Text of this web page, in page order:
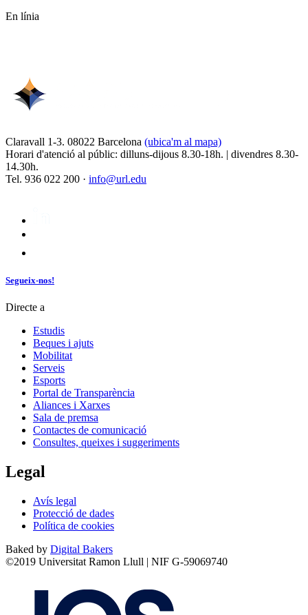
En línia
Claravall 1-3. 08022 Barcelona (ubica'm al mapa)
Horari d'atenció al públic: dilluns-dijous 8.30-18h. | divendres 8.30-
14.30h.
Tel. 936 022 200 · info@url.edu
Segueix-nos!
Directe a
Estudis
Beques i ajuts
Mobilitat
Serveis
Esports
Portal de Transparència
Aliances i Xarxes
Sala de premsa
Contactes de comunicació
Consultes, queixes i suggeriments
Legal
Avís legal
Protecció de dades
Política de cookies
Baked by Digital Bakers
©2019 Universitat Ramon Llull | NIF G-59069740